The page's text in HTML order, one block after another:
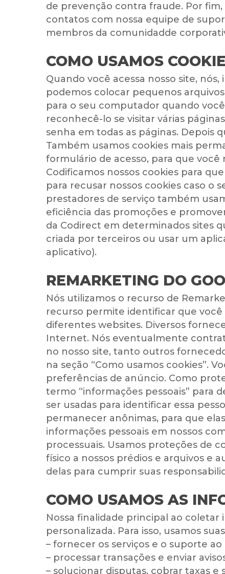
de prevenção contra fraude. Por
contatos com nossa equipe de
membros da comunidadde
COMO USAMOS
Quando você acessa nosso site,
podemos colocar pequenos
para o seu computador quando
reconhecê-lo se visitar várias
senha em todas as páginas. Depois
Também usamos cookies mais
formulário de acesso, para que
Codificamos nossos cookies para
para recusar nossos cookies caso o
prestadores de serviço também
eficiência das promoções e
da Codirect em determinados sites
criada por terceiros ou usar um
aplicativo).
REMARKETING DO
Nós utilizamos o recurso de
recurso permite identificar que você
diferentes websites. Diversos
Internet. Nós eventualmente
no nosso site, tanto outros
na seção “Como usamos cookies”.
preferências de anúncio. Como
termo “informações pessoais” para
ser usadas para identificar essa
permanecer anônimas, para que
informações pessoais em nossos
processuais. Usamos proteções de
físico a nossos prédios e arquivos e
delas para cumprir suas
COMO USAMOS AS
Nossa finalidade principal ao
personalizada. Para isso, usamos
– fornecer os serviços e o suporte
– processar transações e enviar
– solucionar disputas, cobrar taxas e